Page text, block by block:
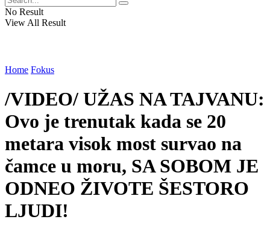
No Result
View All Result
Home Fokus
/VIDEO/ UŽAS NA TAJVANU:
Ovo je trenutak kada se 20
metara visok most survao na
čamce u moru, SA SOBOM JE
ODNEO ŽIVOTE ŠESTORO
LJUDI!